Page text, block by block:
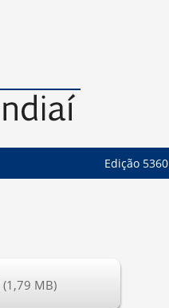
Edição 5360
(1,79 MB)